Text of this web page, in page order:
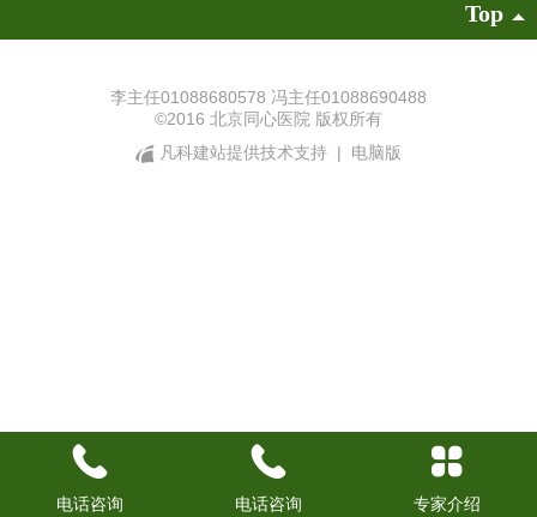
Top
李主任01088680578 冯主任01088690488
©2016 北京同心医院 版权所有
凡科建站提供技术支持
| 电脑版
电话咨询 电话咨询 专家介绍